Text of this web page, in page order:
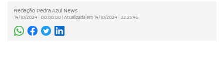
Redação Pedra Azul News
14/10/2024 - 00:00:00 | Atualizada em 14/10/2024 - 22:25:46